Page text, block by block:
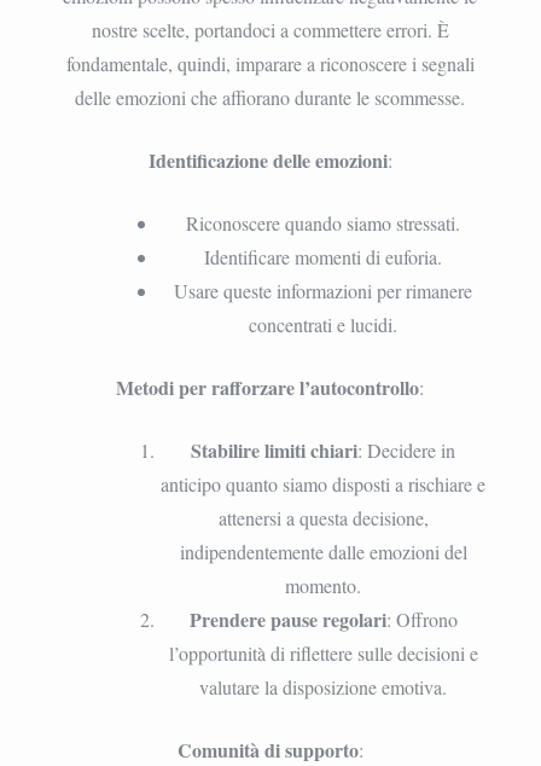
nostre scelte, portandoci a commettere errori. È
fondamentale, quindi, imparare a riconoscere i segnali
delle emozioni che affiorano durante le scommesse.
Identificazione delle emozioni:
Riconoscere quando siamo stressati.
Identificare momenti di euforia.
Usare queste informazioni per rimanere
concentrati e lucidi.
Metodi per rafforzare l’autocontrollo:
Stabilire limiti chiari: Decidere in
anticipo quanto siamo disposti a rischiare e
attenersi a questa decisione,
indipendentemente dalle emozioni del
momento.
Prendere pause regolari: Offrono
l’opportunità di riflettere sulle decisioni e
valutare la disposizione emotiva.
Comunità di supporto: